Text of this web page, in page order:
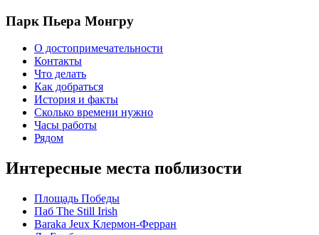
Парк Пьера Монгру
О достопримечательности
Контакты
Что делать
Как добраться
История и факты
Сколько времени нужно
Часы работы
Рядом
Интересные места поблизости
Площадь Победы
Паб The Still Irish
Baraka Jeux Клермон-Ферран